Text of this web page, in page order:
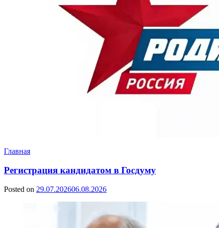
Главная
Регистрация кандидатом в Госдуму
Posted on 29.07.202606.08.2026